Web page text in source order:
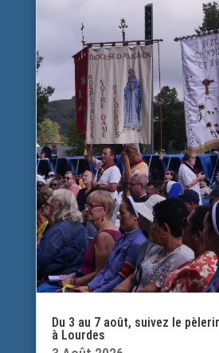
Du 3 au 7 août, suivez le
à Lourdes